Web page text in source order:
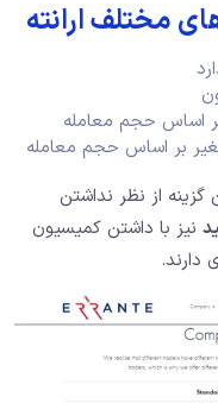
مختلف ارانته
اساس حجم معامله
بر اساس حجم معامله
گزینه از نظر نداشتن
نیز با داشتن کمیسیون
دارند.